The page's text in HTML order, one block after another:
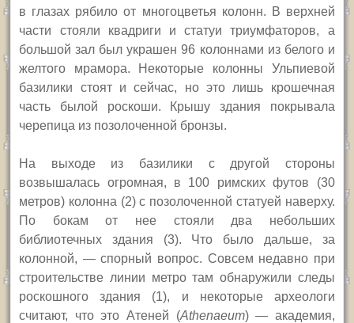
в глазах рябило от многоцветья колонн. В верхней
части стояли квадриги и статуи триумфаторов, а
большой зал был украшен 96 колоннами из белого и
желтого мрамора. Некоторые колонны Ульпиевой
базилики стоят и сейчас, но это лишь крошечная
часть былой роскоши. Крышу здания покрывала
черепица из позолоченной бронзы.
На выходе из базилики с другой стороны
возвышалась огромная, в 100 римских футов (30
метров) колонна (2) с позолоченной статуей наверху.
По бокам от нее стояли два небольших
библиотечных здания (3). Что было дальше, за
колонной, — спорный вопрос. Совсем недавно при
строительстве линии метро там обнаружили следы
роскошного здания (1), и некоторые археологи
считают, что это Атеней (Athenaeum) — академия,